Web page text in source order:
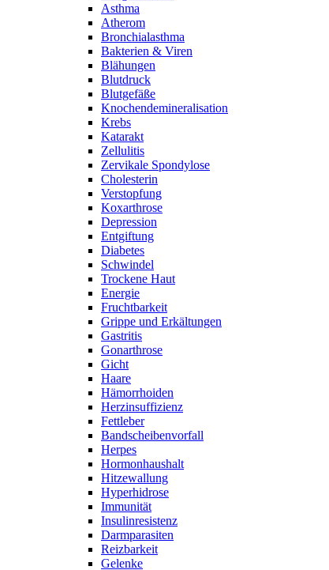
Asthma
Atherom
Bronchialasthma
Bakterien & Viren
Blähungen
Blutdruck
Blutgefäße
Knochendemineralisation
Krebs
Katarakt
Zellulitis
Zervikale Spondylose
Cholesterin
Verstopfung
Koxarthrose
Depression
Entgiftung
Diabetes
Schwindel
Trockene Haut
Energie
Fruchtbarkeit
Grippe und Erkältungen
Gastritis
Gonarthrose
Gicht
Haare
Hämorrhoiden
Herzinsuffizienz
Fettleber
Bandscheibenvorfall
Herpes
Hormonhaushalt
Hitzewallung
Hyperhidrose
Immunität
Insulinresistenz
Darmparasiten
Reizbarkeit
Gelenke